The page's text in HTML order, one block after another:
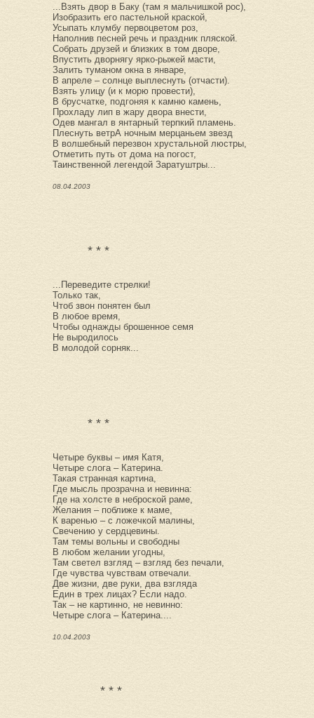
...Взять двор в Баку (там я мальчишкой рос),
Изобразить его пастельной краской,
Усыпать клумбу первоцветом роз,
Наполнив песней речь и праздник пляской.
Собрать друзей и близких в том дворе,
Впустить дворнягу ярко-рыжей масти,
Залить туманом окна в январе,
В апреле – солнце выплеснуть (отчасти).
Взять улицу (и к морю провести),
В брусчатке, подгоняя к камню камень,
Прохладу лип в жару двора внести,
Одев мангал в янтарный терпкий пламень.
Плеснуть ветрА ночным мерцаньем звезд
В волшебный перезвон хрустальной люстры,
Отметить путь от дома на погост,
Таинственной легендой Заратуштры...
08.04.2003
* * *
...Переведите стрелки!
Только так,
Чтоб звон понятен был
В любое время,
Чтобы однажды брошенное семя
Не выродилось
В молодой сорняк...
* * *
Четыре буквы – имя Катя,
Четыре слога – Катерина.
Такая странная картина,
Где мысль прозрачна и невинна:
Где на холсте в неброской раме,
Желания – поближе к маме,
К варенью – с ложечкой малины,
Свечению у сердцевины.
Там темы вольны и свободны
В любом желании угодны,
Там светел взгляд – взгляд без печали,
Где чувства чувствам отвечали.
Две жизни, две руки, два взгляда
Един в трех лицах? Если надо.
Так – не картинно, не невинно:
Четыре слога – Катерина....
10.04.2003
* * *